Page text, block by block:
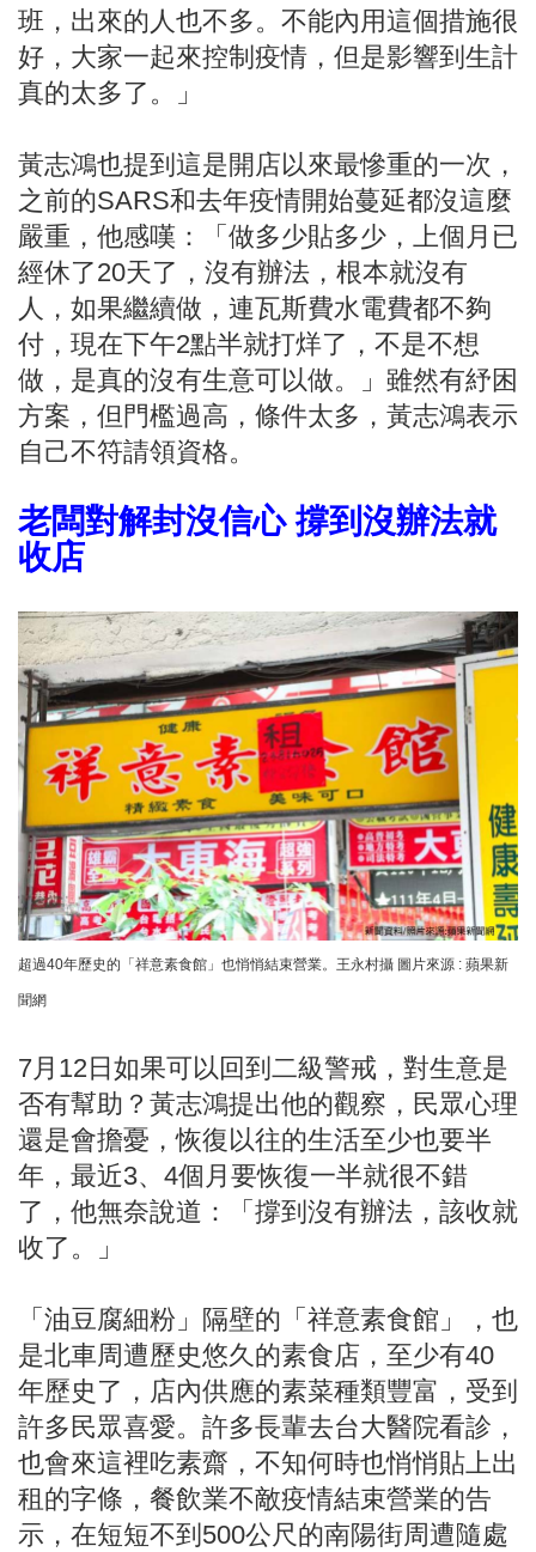
班，出來的人也不多。不能內用這個措施很
好，大家一起來控制疫情，但是影響到生計
真的太多了。」
黃志鴻也提到這是開店以來最慘重的一次，
之前的SARS和去年疫情開始蔓延都沒這麼
嚴重，他感嘆：「做多少貼多少，上個月已
經休了20天了，沒有辦法，根本就沒有
人，如果繼續做，連瓦斯費水電費都不夠
付，現在下午2點半就打烊了，不是不想
做，是真的沒有生意可以做。」雖然有紓困
方案，但門檻過高，條件太多，黃志鴻表示
自己不符請領資格。
老闆對解封沒信心 撐到沒辦法就
收店
超過40年歷史的「祥意素食館」也悄悄結束營業。王永村攝 圖片來源 : 蘋果新
聞網
7月12日如果可以回到二級警戒，對生意是
否有幫助？黃志鴻提出他的觀察，民眾心理
還是會擔憂，恢復以往的生活至少也要半
年，最近3、4個月要恢復一半就很不錯
了，他無奈說道：「撐到沒有辦法，該收就
收了。」
「油豆腐細粉」隔壁的「祥意素食館」，也
是北車周遭歷史悠久的素食店，至少有40
年歷史了，店內供應的素菜種類豐富，受到
許多民眾喜愛。許多長輩去台大醫院看診，
也會來這裡吃素齋，不知何時也悄悄貼上出
租的字條，餐飲業不敵疫情結束營業的告
示，在短短不到500公尺的南陽街周遭隨處